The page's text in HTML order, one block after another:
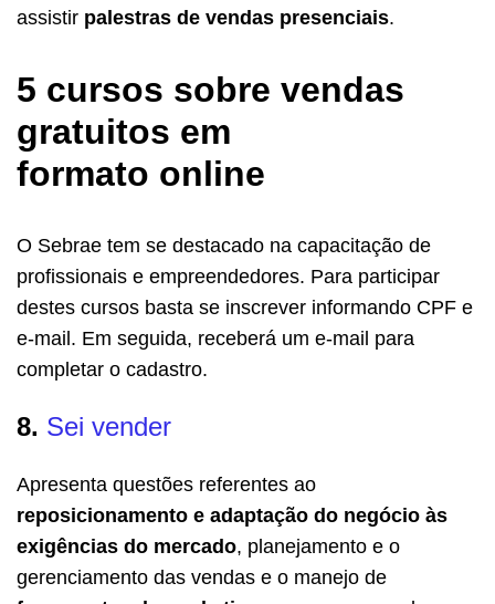
assistir palestras de vendas presenciais.
5 cursos sobre vendas
gratuitos em
formato online
O Sebrae tem se destacado na capacitação de
profissionais e empreendedores. Para participar
destes cursos basta se inscrever informando CPF e
e-mail. Em seguida, receberá um e-mail para
completar o cadastro.
8. Sei vender
Apresenta questões referentes ao
reposicionamento e adaptação do negócio às
exigências do mercado, planejamento e o
gerenciamento das vendas e o manejo de